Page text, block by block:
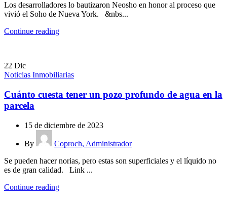
Los desarrolladores lo bautizaron Neosho en honor al proceso que
vivió el Soho de Nueva York. &nbs...
Continue reading
22 Dic
Noticias Inmobiliarias
Cuánto cuesta tener un pozo profundo de agua en la
parcela
15 de diciembre de 2023
By
Coproch, Administrador
Se pueden hacer norias, pero estas son superficiales y el líquido no
es de gran calidad. Link ...
Continue reading